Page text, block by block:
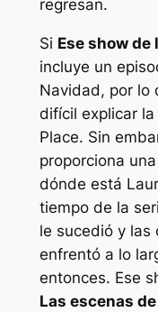
regresan.
Si Ese show de
incluye un
Navidad, por lo
difícil explicar
Place. Sin
proporciona
dónde está
tiempo de la
le sucedió y las
enfrentó a lo
entonces. Ese
Las escenas